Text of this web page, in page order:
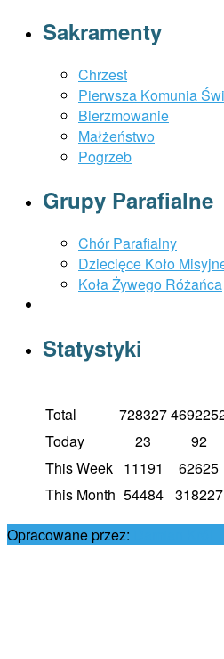
Sakramenty
Chrzest
Pierwsza Komunia
Bierzmowanie
Małżeństwo
Pogrzeb
Grupy Parafialne
Chór Parafialny
Dziecięce Koło
Koła Żywego Różańca
Statystyki
Total 728327
Today
23
92
This Week 11191
62625
This Month 54484 318227
Opracowane przez: